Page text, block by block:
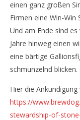
Stone Brewing
April
2019
Monsta112
einen ganz großen
Firmen eine Win-Win
Und am Ende sind
Jahre hinweg einen
eine bärtige
schmunzelnd blicken.
Hier die
https://
stewardship-of-